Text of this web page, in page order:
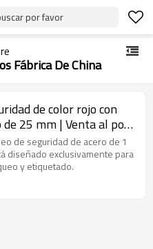
por favor
Fábrica De China
de color rojo con
25 mm | Venta al por
de bloqueo de
de candados Lita
de seguridad de acero de 1
diseñado exclusivamente para
y etiquetado.